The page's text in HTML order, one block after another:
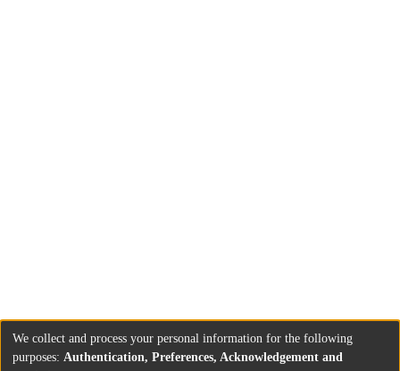
We collect and process your personal information for the following
purposes: Authentication, Preferences, Acknowledgement and